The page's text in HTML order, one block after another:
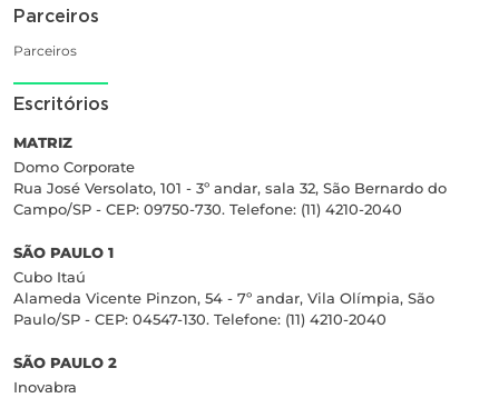
Parceiros
Parceiros
Escritórios
MATRIZ
Domo Corporate
Rua José Versolato, 101 - 3º andar, sala 32, São Bernardo do
Campo/SP - CEP: 09750-730. Telefone: (11) 4210-2040
SÃO PAULO 1
Cubo Itaú
Alameda Vicente Pinzon, 54 - 7º andar, Vila Olímpia, São
Paulo/SP - CEP: 04547-130. Telefone: (11) 4210-2040
SÃO PAULO 2
Inovabra